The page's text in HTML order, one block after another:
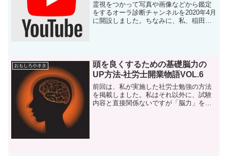
霊視をつかって写真や画像などから鑑定
をするオーラ診断チャンネルを2020年4月
に開設しました。ちなみに、私、稲田に
おもしろ小ネタ
頭を良くするための基礎脳力の
UP方法-社労士開業物語VOL.6
前回は、私が実施した社労士勉強の方法
を掲載しました。私はそれ以外に、試験
内容と直接関係ないですが「脳力」をあ